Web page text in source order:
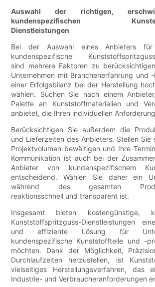
Auswahl der richtigen,
kundenspezifischen
Dienstleistungen
Bei der Auswahl eines Anbieters für
kundenspezifische
sind mehrere Faktoren zu
Unternehmen mit Branchenerfahrung und
einer Erfolgsbilanz bei der Herstellung
wählen. Suchen Sie nach einem
Palette an Kunststoffmaterialien und
anbietet, die Ihren individuellen
Berücksichtigen Sie außerdem die
und Lieferzeiten des Anbieters. Stellen Sie
Projektvolumen bewältigen und Ihre
Kommunikation ist auch bei der
Anbieter von kundenspezifischem
entscheidend. Wählen Sie daher ein
während des gesamten
reaktionsschnell und transparent ist.
Insgesamt bieten kostengünstige,
Kunststoffspritzguss-Dienstleistungen
und effiziente Lösung für
kundenspezifische Kunststoffteile und -
möchten. Dank der Möglichkeit,
Durchlaufzeiten herzustellen, ist
vielseitiges Herstellungsverfahren, das
Industrie- und Verbraucheranforderungen